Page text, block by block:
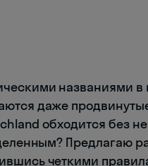
названиями
даже
обходится без
Предлагаю
четкими